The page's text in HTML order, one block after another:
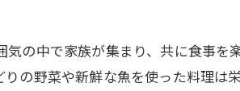
の中で家族が集まり、共に食事を
の野菜や新鮮な魚を使った料理は